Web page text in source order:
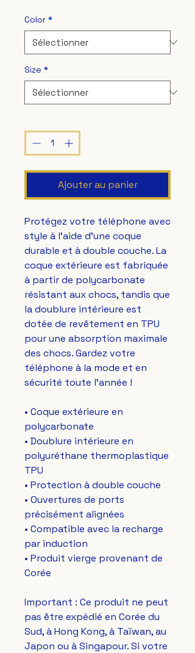
Color *
Size *
Ajouter au panier
Protégez votre téléphone avec
style à l'aide d'une coque
durable et à double couche. La
coque extérieure est fabriquée
à partir de polycarbonate
résistant aux chocs, tandis que
la doublure intérieure est
dotée de revêtement en TPU
pour une absorption maximale
des chocs. Gardez votre
téléphone à la mode et en
sécurité toute l'année !
• Coque extérieure en
polycarbonate
• Doublure intérieure en
polyuréthane thermoplastique
TPU
• Protection à double couche
• Ouvertures de ports
précisément alignées
• Compatible avec la recharge
par induction
• Produit vierge provenant de
Corée
Important : Ce produit ne peut
pas être expédié en Corée du
Sud, à Hong Kong, à Taïwan, au
Japon ou à Singapour. Si votre